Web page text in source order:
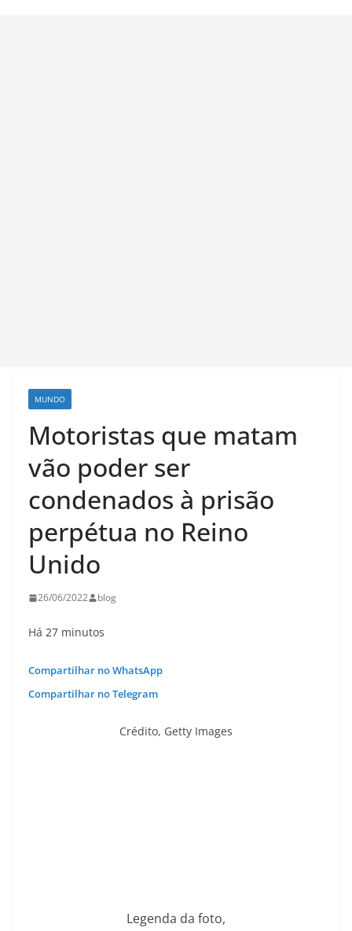
MUNDO
Motoristas que matam
vão poder ser
condenados à prisão
perpétua no Reino
Unido
26/06/2022 blog
Há 27 minutos
Compartilhar no WhatsApp
Compartilhar no Telegram
Crédito, Getty Images
Legenda da foto,